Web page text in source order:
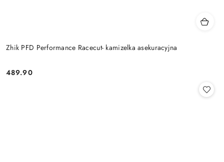
Zhik PFD Performance Racecut- kamizelka asekuracyjna
Cena:
489.90